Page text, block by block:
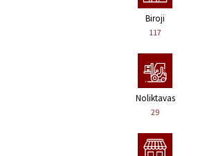
Biroji
117
Noliktavas
29